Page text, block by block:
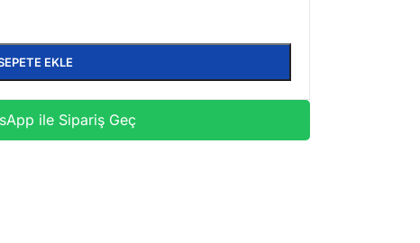
EKLE
ile Sipariş Geç